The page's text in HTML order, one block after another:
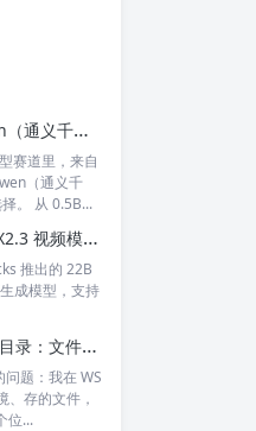
国产开源标杆 Qwen（通义千问）深度解析：从小模型到旗舰全谱系大模型
赛道里，来自
（通义千
。 从 0.5B...
低显存极速部署 LTX2.3 视频模型｜BBuf ltx23-modelopt-fp8-sglang-transformer 完整解析
推出的 22B
成模型，支持
彻底搞懂 WSL 存储目录：文件到底存在哪？双向访问、目录结构、避坑指南
问题：我在 WS
、存的文件，
位...